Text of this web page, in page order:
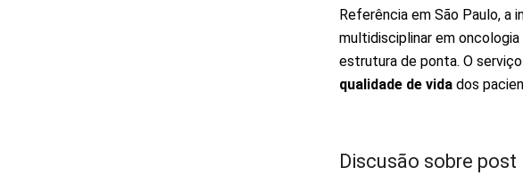
Referência em São Paulo,
multidisciplinar em
estrutura de ponta. O
qualidade de vidados
Discusão sobre post